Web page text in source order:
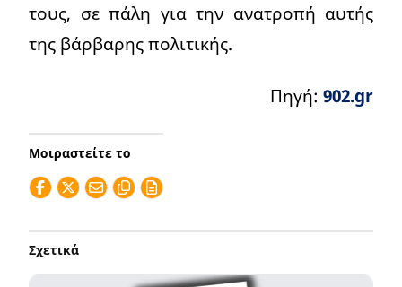
τους, σε πάλη για την ανατροπή αυτής
της βάρβαρης πολιτικής.
Πηγή: 902.gr
Μοιραστείτε το
Σχετικά